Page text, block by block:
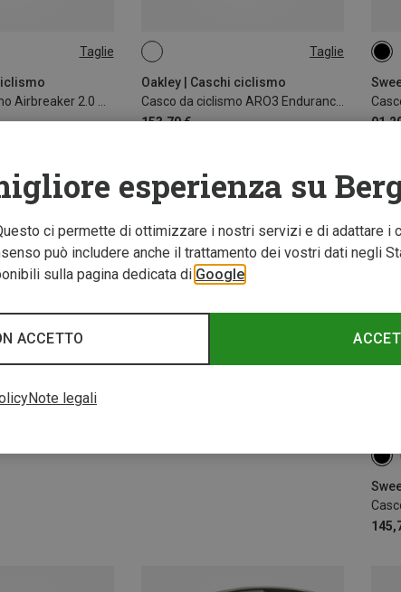
Taglie Taglie
Oakley | Caschi ciclismo
Casco da ciclismo ARO3 Endurance Ice EU
153,70 €
L | 58-61CM 48-
52-
esperienza su
ci permette di ottimizzare i nostri servizi e di adattare i
può includere anche il trattamento dei vostri dati negli
sulla pagina dedicata di Google
ACCETTO
Note legali